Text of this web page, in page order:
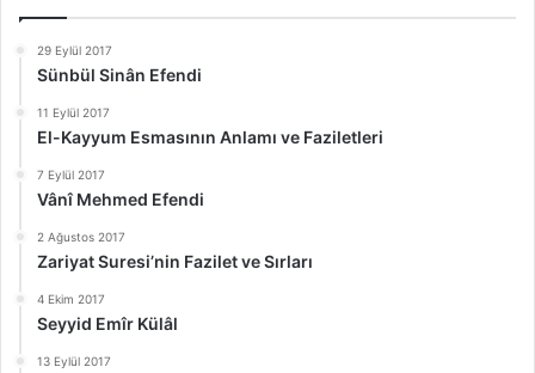
29 Eylül 2017
Sünbül Sinân Efendi
11 Eylül 2017
El-Kayyum Esmasının Anlamı ve Faziletleri
7 Eylül 2017
Vânî Mehmed Efendi
2 Ağustos 2017
Zariyat Suresi’nin Fazilet ve Sırları
4 Ekim 2017
Seyyid Emîr Külâl
13 Eylül 2017